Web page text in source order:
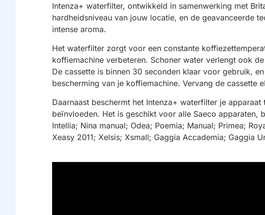
Intenza+ waterfilter, ontwikkeld in samenwerking met
hardheidsniveau van jouw locatie, en de geavanceerde
intense aroma.
Het waterfilter zorgt voor een constante
koffiemachine verbeteren. Schoner water verlengt ook
De cassette is binnen 30 seconden klaar voor gebruik,
bescherming van je koffiemachine. Vervang de cassette
Daarnaast beschermt het Intenza+ waterfilter je
beïnvloeden. Het is geschikt voor alle Saeco apparaten,
Intellia; Nina manual; Odea; Poemia; Manual; Primea;
Xeasy 2011; Xelsis; Xsmall; Gaggia Accademia; Gaggia